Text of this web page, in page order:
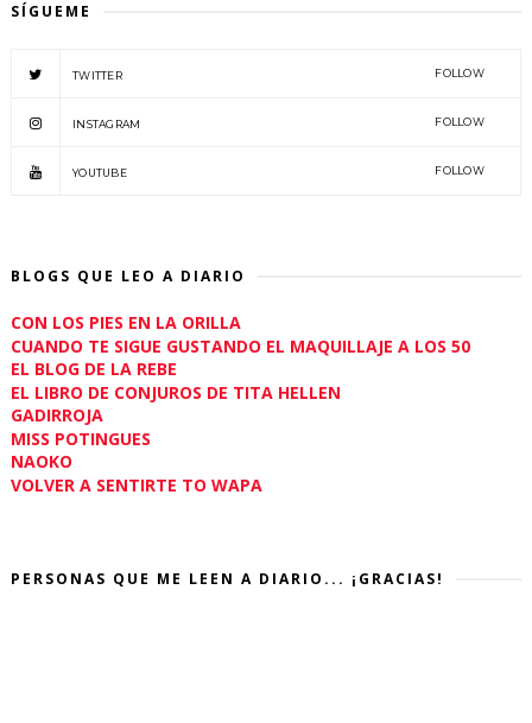
SÍGUEME
TWITTER FOLLOW
INSTAGRAM FOLLOW
YOUTUBE FOLLOW
BLOGS QUE LEO A DIARIO
CON LOS PIES EN LA ORILLA
CUANDO TE SIGUE GUSTANDO EL MAQUILLAJE A LOS 50
EL BLOG DE LA REBE
EL LIBRO DE CONJUROS DE TITA HELLEN
GADIRROJA
MISS POTINGUES
NAOKO
VOLVER A SENTIRTE TO WAPA
PERSONAS QUE ME LEEN A DIARIO... ¡GRACIAS!